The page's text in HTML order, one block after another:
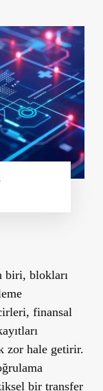
biri, blokları
finansal
zor hale getirir.
bir transfer